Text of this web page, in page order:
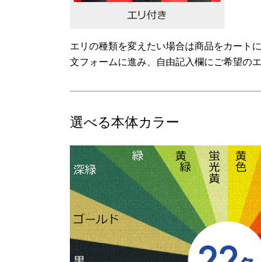
エリの種類を変えたい場合は商品をカート
文フォームに進み、自由記入欄にご希望の
選べる本体カラー